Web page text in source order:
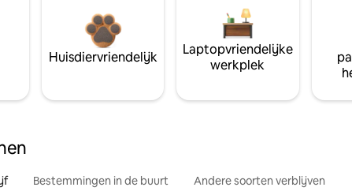
Huisdiervriendelijk
Laptopvriendelijke
werkplek
Bestemmingen in de buurt Andere soorten verblijven